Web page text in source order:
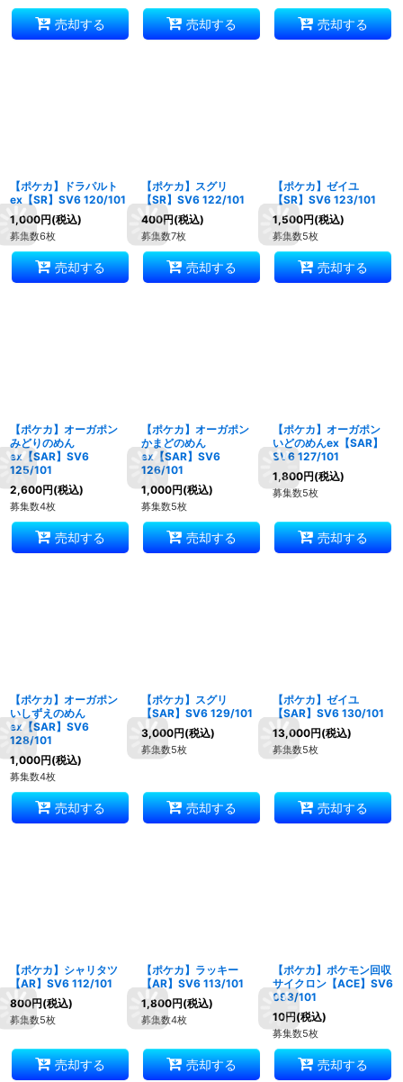
売却する 売却する 売却する
【ポケカ】ドラパルト
ex【SR】SV6 120/101
1,000円(税込)
募集数6枚
売却する
【ポケカ】スグリ
【SR】SV6 122/101
400円(税込)
募集数7枚
売却する
【ポケカ】ゼイユ
【SR】SV6 123/101
1,500円(税込)
募集数5枚
売却する
【ポケカ】オーガポン
みどりのめん
ex【SAR】SV6
125/101
2,600円(税込)
募集数4枚
売却する
【ポケカ】オーガポン
かまどのめん
ex【SAR】SV6
126/101
1,000円(税込)
募集数5枚
売却する
【ポケカ】オーガポン
いどのめんex【SAR】
SV6 127/101
1,800円(税込)
募集数5枚
売却する
【ポケカ】オーガポン
いしずえのめん
ex【SAR】SV6
128/101
1,000円(税込)
募集数4枚
売却する
【ポケカ】スグリ
【SAR】SV6 129/101
3,000円(税込)
募集数5枚
売却する
【ポケカ】ゼイユ
【SAR】SV6 130/101
13,000円(税込)
募集数5枚
売却する
【ポケカ】シャリタツ
【AR】SV6 112/101
800円(税込)
募集数5枚
売却する
【ポケカ】ラッキー
【AR】SV6 113/101
1,800円(税込)
募集数4枚
売却する
【ポケカ】ポケモン回収
サイクロン【ACE】SV6
093/101
10円(税込)
募集数5枚
売却する